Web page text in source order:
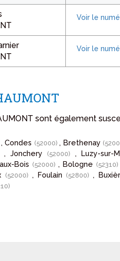
sont également
, Condes (52000) , Brethenay
, Jonchery (52000) , Luzy-sur-
Bois (52000) , Bologne (52310)
(52000) , Foulain (52800),